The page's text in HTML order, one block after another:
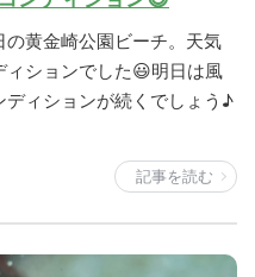
黄金崎公園ビーチ。天気
ィションでした😃明日は風
ィションが続くでしょう♪
記事を読む